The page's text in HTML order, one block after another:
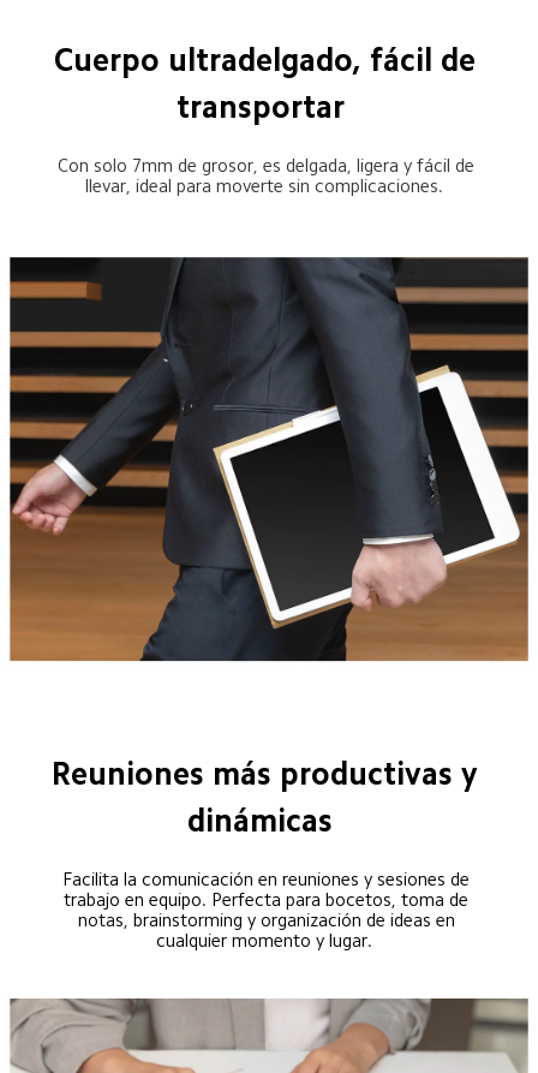
Cuerpo ultradelgado, fácil de
transportar
Con solo 7mm de grosor, es delgada, ligera y fácil de
llevar, ideal para moverte sin complicaciones.
Reuniones más productivas y
dinámicas
Facilita la comunicación en reuniones y sesiones de
trabajo en equipo. Perfecta para bocetos, toma de
notas, brainstorming y organización de ideas en
cualquier momento y lugar.